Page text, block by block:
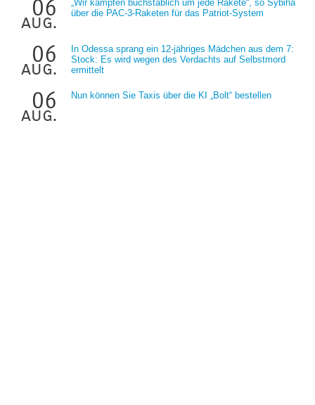
06
aug.
„Wir kämpfen buchstäblich um jede Rakete“, so Sybiha
über die PAC-3-Raketen für das Patriot-System
06
aug.
In Odessa sprang ein 12-jähriges Mädchen aus dem 7:
Stock: Es wird wegen des Verdachts auf Selbstmord
ermittelt
06
aug.
Nun können Sie Taxis über die KI „Bolt“ bestellen